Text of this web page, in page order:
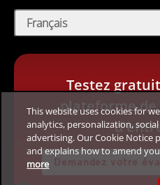
Français
Testez
plateforme
This website uses cookies for
analytics, personalization,
advertising. Our Cookie Notice
and explains how to amend
more